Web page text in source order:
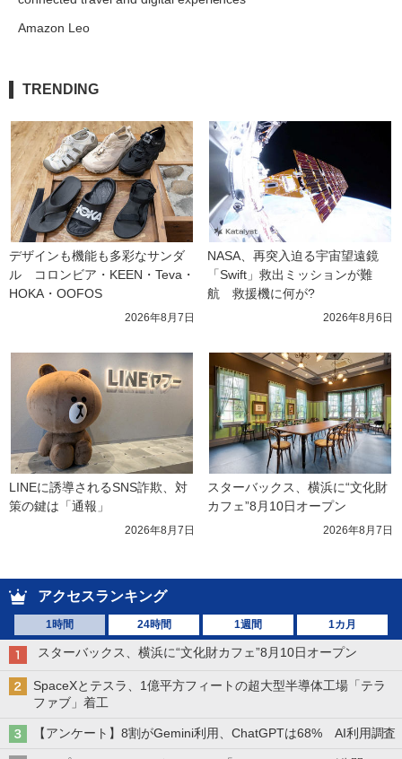
Amazon Leo
TRENDING
デザインも機能も多彩なサンダ
ル　コロンビア・KEEN・Teva・
HOKA・OOFOS
2026年8月7日
NASA、再突入迫る宇宙望遠鏡
「Swift」救出ミッションが難
航　救援機に何が?
2026年8月6日
LINEに誘導されるSNS詐欺、対
策の鍵は「通報」
2026年8月7日
スターバックス、横浜に“文化財
カフェ”8月10日オープン
2026年8月7日
アクセスランキング
1時間 24時間 1週間 1カ月
スターバックス、横浜に“文化財カフェ”8月10日オープン
SpaceXとテスラ、1億平方フィートの超大型半導体工場「テラ
ファブ」着工
【アンケート】8割がGemini利用、ChatGPTは68% AI利用調査